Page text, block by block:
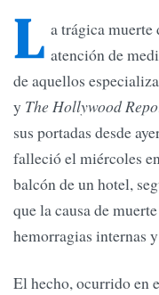
L a trágica muerte
atención de
de aquellos
y The Hollywood
sus portadas desde
falleció el miércoles
balcón de un hotel,
que la causa de
hemorragias internas
El hecho, ocurrido en